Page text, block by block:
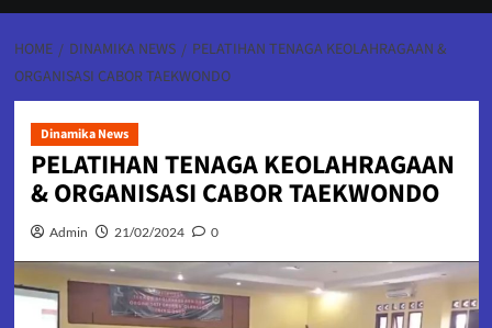
HOME DINAMIKA NEWS
PELATIHAN TENAGA KEOLAHRAGAAN &
ORGANISASI CABOR TAEKWONDO
Dinamika News
PELATIHAN TENAGA KEOLAHRAGAAN
& ORGANISASI CABOR TAEKWONDO
Admin 21/02/2024 0